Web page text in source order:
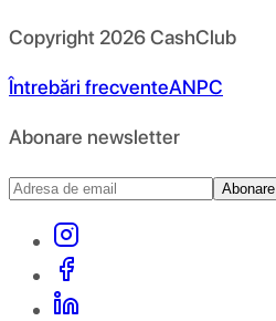
Copyright 2026CashClub
Întrebări frecventeANPC
Abonare newsletter
Abonare